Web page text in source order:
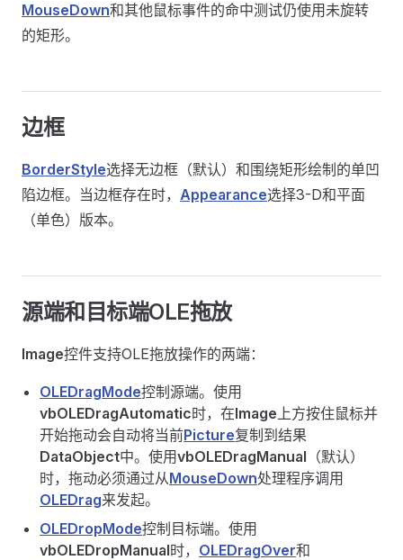
MouseDown和其他鼠标事件的命中测试仍使用未旋转
的矩形。
边框
BorderStyle选择无边框（默认）和围绕矩形绘制的单凹
陷边框。当边框存在时， Appearance选择3-D和平面
（单色）版本。
源端和目标端OLE拖放
Image控件支持OLE拖放操作的两端：
OLEDragMode控制源端。使用
vbOLEDragAutomatic时，在Image上方按住鼠标并
开始拖动会自动将当前Picture复制到结果
DataObject中。使用vbOLEDragManual （默认）
时，拖动必须通过从MouseDown处理程序调用
OLEDrag来发起。
OLEDropMode控制目标端。使用
vbOLEDropManual时， OLEDragOver和